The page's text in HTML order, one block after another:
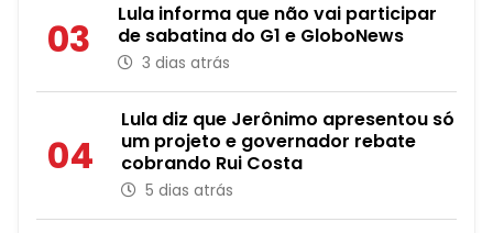
03
Lula informa que não vai participar
de sabatina do G1 e GloboNews
3 dias atrás
04
Lula diz que Jerônimo apresentou só
um projeto e governador rebate
cobrando Rui Costa
5 dias atrás